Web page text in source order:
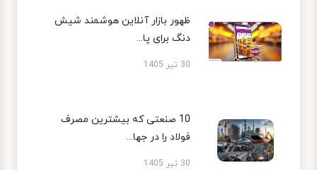
ظهور بازار آنلاین هوشمند شیش
دنگ برای پا...
30 تیر 1405
10 صنعتی که بیشترین مصرف
فولاد را در جها...
30 تیر 1405